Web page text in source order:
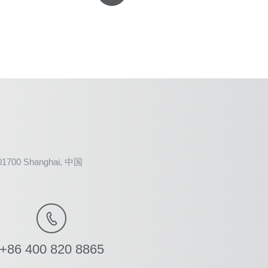
Shanghai, 中国
400 820 8865